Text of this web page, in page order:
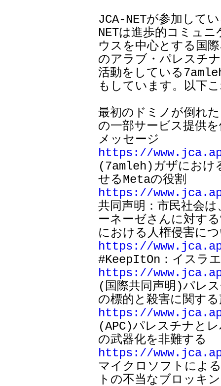
JCA-NETが参加して
NETは進歩的コミュ
ウスを中心とする国
のアラブ・パレスチ
活動をしている
もしています。以下
最初のドミノが倒れ
の一部サービス提供を
https://
(7amleh)ガザにおけ
https://
共同声明：市民社会
ーネーゼさんに対す
https://
https://
(国際共同声明)パレ
https://
(APC)パレスチナと
https://
マイクロソフトによ